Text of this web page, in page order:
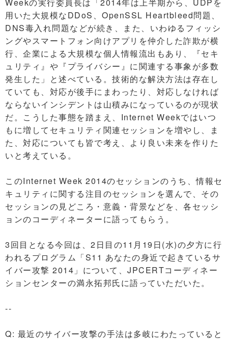
用いた大規模なDDoS、OpenSSL Heartbleed問題、
DNS毒入れ問題などが続き、また、いわゆるフィッシ
ングやスマートフォン向けアプリを仲介した詐欺が横
行、企業による大規模な個人情報流出もあり、『セキ
ュリティ』や『プライバシー』に関連する事象が多数
発生した」と述べている。技術的な解決方法は存在し
ていても、対応が後手にまわったり、対応しなければ
ならないインシデントは山積みになっているのが現状
だ。こうした事態を踏まえ、Internet Weekではいつ
もに増してセキュリティ関連セッションを増やし、ま
た、対応についても皆で考え、より良い未来を作りた
いと考えている。
このInternet Week 2014のセッションのうち、情報セ
キュリティに関する注目のセッションを選んで、その
セッションの見どころ・意義・背景などを、各セッシ
ョンのコーディネーターに語ってもらう。
3回目となる今回は、2日目の11月19日(水)の夕方に行
われるプログラム「S11 あなたの身近で起きているサ
イバー攻撃 2014」について、JPCERTコーディネー
ションセンターの満永拓邦氏に語っていただいた。
--
Q: 最近のサイバー攻撃の手法は多岐にわたっていると